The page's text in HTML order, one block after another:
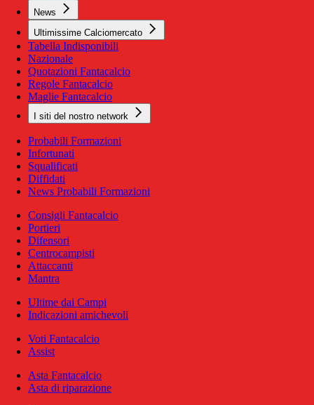
News
Ultimissime Calciomercato
Tabella Indisponibili
Nazionale
Quotazioni Fantacalcio
Regole Fantacalcio
Maglie Fantacalcio
I siti del nostro network
Probabili Formazioni
Infortunati
Squalificati
Diffidati
News Probabili Formazioni
Consigli Fantacalcio
Portieri
Difensori
Centrocampisti
Attaccanti
Mantra
Ultime dai Campi
Indicazioni amichevoli
Voti Fantacalcio
Assist
Asta Fantacalcio
Asta di riparazione